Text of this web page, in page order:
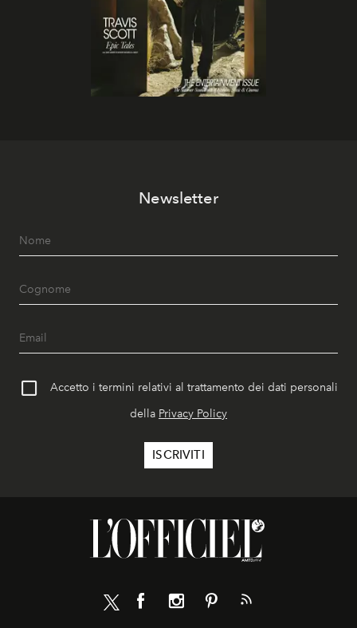
Newsletter
Accetto i termini relativi al trattamento dei dati personali
della Privacy Policy